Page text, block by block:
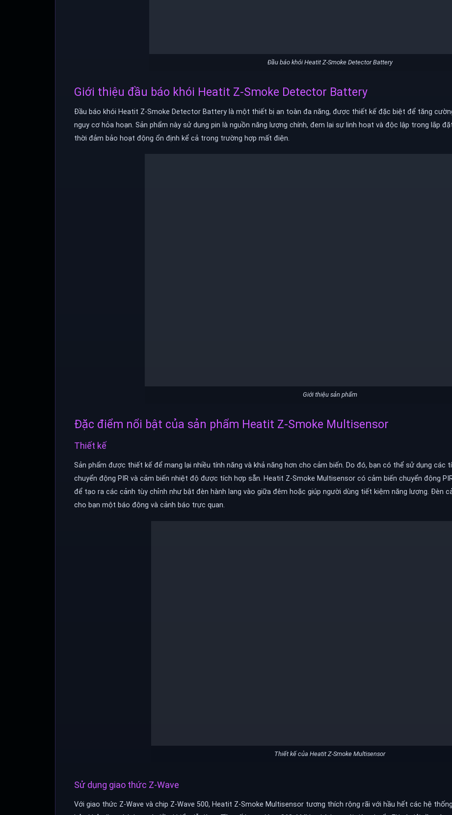
Đầu báo khói Heatit Z-Smoke Detector Battery
Giới thiệu đầu báo khói Heatit Z-Smoke Detector Battery
Đầu báo khói Heatit Z-Smoke Detector Battery là một thiết bị an toàn đa năng, được thiết kế đặc biệt để tăng
nguy cơ hỏa hoạn. Sản phẩm này sử dụng pin là nguồn năng lượng chính, đem lại sự linh hoạt và độc lập trong lắp
thời đảm bảo hoạt động ổn định kể cả trong trường hợp mất điện.
Giới thiệu sản phẩm
Đặc điểm nổi bật của sản phẩm Heatit Z-Smoke Multisensor
Thiết kế
Sản phẩm được thiết kế để mang lại nhiều tính năng và khả năng hơn cho cảm biến. Do đó, bạn có thể sử dụng các
chuyển động PIR và cảm biến nhiệt độ được tích hợp sẵn. Heatit Z-Smoke Multisensor có cảm biến chuyển động
để tạo ra các cảnh tùy chỉnh như bật đèn hành lang vào giữa đêm hoặc giúp người dùng tiết kiệm năng lượng. Đèn
cho bạn một báo động và cảnh báo trực quan.
Thiết kế của Heatit Z-Smoke Multisensor
Sử dụng giao thức Z-Wave
Với giao thức Z-Wave và chip Z-Wave 500, Heatit Z-Smoke Multisensor tương thích rộng rãi với hầu hết các hệ